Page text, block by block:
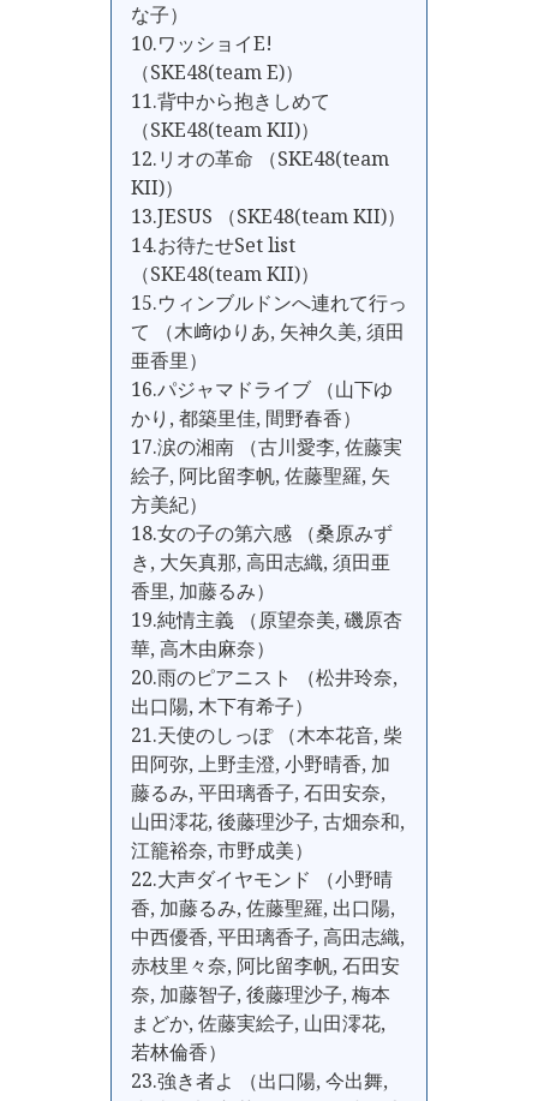
な子）
10.ワッショイE!
（SKE48(team E)）
11.背中から抱きしめて
（SKE48(team KII)）
12.リオの革命 （SKE48(team
KII)）
13.JESUS （SKE48(team KII)）
14.お待たせSet list
（SKE48(team KII)）
15.ウィンブルドンへ連れて行っ
て （木﨑ゆりあ, 矢神久美, 須田
亜香里）
16.パジャマドライブ （山下ゆ
かり, 都築里佳, 間野春香）
17.涙の湘南 （古川愛李, 佐藤実
絵子, 阿比留李帆, 佐藤聖羅, 矢
方美紀）
18.女の子の第六感 （桑原みず
き, 大矢真那, 高田志織, 須田亜
香里, 加藤るみ）
19.純情主義 （原望奈美, 磯原杏
華, 高木由麻奈）
20.雨のピアニスト （松井玲奈,
出口陽, 木下有希子）
21.天使のしっぽ （木本花音, 柴
田阿弥, 上野圭澄, 小野晴香, 加
藤るみ, 平田璃香子, 石田安奈,
山田澪花, 後藤理沙子, 古畑奈和,
江籠裕奈, 市野成美）
22.大声ダイヤモンド （小野晴
香, 加藤るみ, 佐藤聖羅, 出口陽,
中西優香, 平田璃香子, 高田志織,
赤枝里々奈, 阿比留李帆, 石田安
奈, 加藤智子, 後藤理沙子, 梅本
まどか, 佐藤実絵子, 山田澪花,
若林倫香）
23.強き者よ （出口陽, 今出舞,